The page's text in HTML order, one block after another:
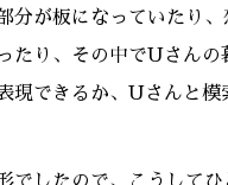
分が板になっていたり、
たり、その中でUさんの
現できるか、Uさんと模
でしたので、こうして